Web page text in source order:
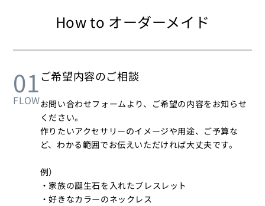
How to オーダーメイド
01
FLOW
ご希望内容のご相談
お問い合わせフォームより、ご希望の内容をお知らせ
ください。
作りたいアクセサリーのイメージや用途、ご予算な
ど、わかる範囲でお伝えいただければ大丈夫です。
例）
・家族の誕生石を入れたブレスレット
・好きなカラーのネックレス